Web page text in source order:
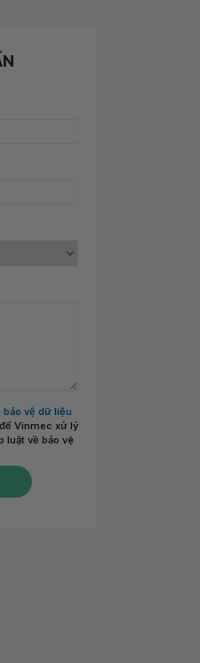
vệ dữ liệu
Vinmec xử lý
luật về bảo vệ